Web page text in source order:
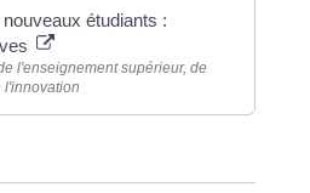
étudiants :
l'enseignement supérieur, de
l'innovation